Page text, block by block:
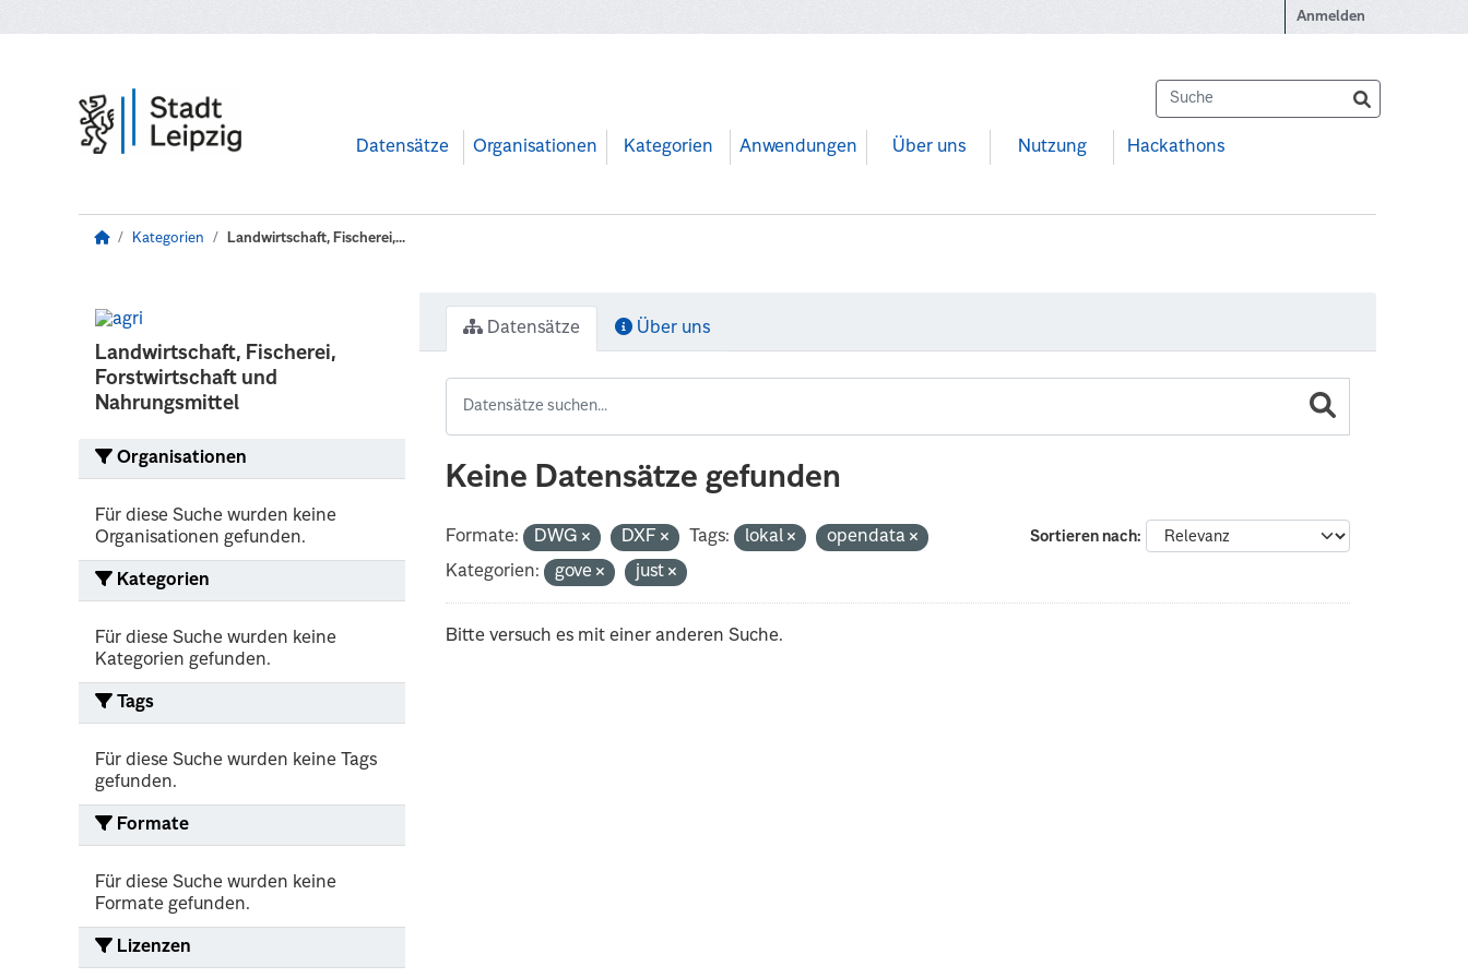
Anmelden
Datensätze Organisationen Kategorien Anwendungen Über uns Nutzung Hackathons
Kategorien Landwirtschaft, Fischerei,...
Landwirtschaft, Fischerei,
Forstwirtschaft und
Nahrungsmittel
Organisationen
Für diese Suche wurden keine
Organisationen gefunden.
Kategorien
Für diese Suche wurden keine
Kategorien gefunden.
Tags
Für diese Suche wurden keine Tags
gefunden.
Formate
Für diese Suche wurden keine
Formate gefunden.
Lizenzen
Datensätze Über uns
Keine Datensätze gefunden
Sortieren nach
Formate: DWG DXF Tags: lokal
opendata
Kategorien:
gove just
Bitte versuch es mit einer anderen Suche.